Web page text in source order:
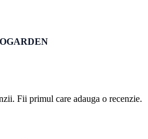
Fii primul care adauga o recenzie.